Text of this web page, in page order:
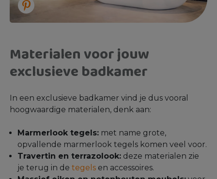
Materialen voor jouw
exclusieve badkamer
In een exclusieve badkamer vind je dus vooral
hoogwaardige materialen, denk aan:
Marmerlook tegels: met name grote,
opvallende marmerlook tegels komen veel voor.
Travertin en terrazolook: deze materialen zie
je terug in de tegels en accessoires.